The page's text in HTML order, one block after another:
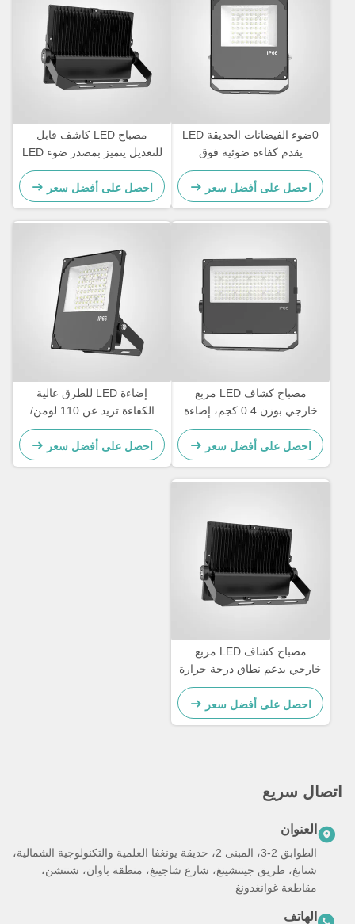
0ضوء الفيضانات الحديقة LED
يقدم كفاءة ضوئية فوق
110lmW مصممة للزخرفة
الخارجية وإضاءة الممرات
احصل على أفضل سعر
مصباح LED كاشف قابل
للتعديل يتميز بمصدر ضوء LED
110 لومن/واط مناسب
للتطبيقات التجارية
احصل على أفضل سعر
مصباح كشاف LED مربع
خارجي بوزن 0.4 كجم، إضاءة
خارجية شديدة التحمل مصممة
للإضاءة الأمنية وأماكن الفعاليات
الخارجية
احصل على أفضل سعر
إضاءة LED للطرق عالية
الكفاءة تزيد عن 110 لومن/
واط، تحمل درجات حرارة من
-20 درجة مئوية إلى 45 درجة
مئوية، إضاءة للطرق والمناطق
احصل على أفضل سعر
مصباح كشاف LED مربع
خارجي يدعم نطاق درجة حرارة
من سالب 20 درجة مئوية إلى
45 درجة مئوية، أداء وإضاءة
واسعة المساحة
احصل على أفضل سعر
اتصال سريع
العنوان
الطوابق 2-3، المبنى 2، حديقة يونغفا العلمية والتكنولوجية الشمالية،
شتانغ، طريق جينتشينغ، شارع شاجينغ، منطقة باوان، شنتشن،
مقاطعة غوانغدونغ
الهاتف